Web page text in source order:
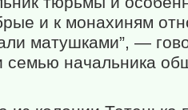
и к монахиням
матушками”, —
семью начальника